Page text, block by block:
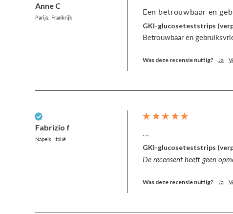
Anne C
Parijs, Frankrijk
Een betrouwbaar en
GKI-glucoseteststrips
Betrouwbaar en
Was deze recensie nuttig? Ja
Fabrizio f
Napels, Italië
...
GKI-glucoseteststrips
De recensent heeft geen
Was deze recensie nuttig? Ja